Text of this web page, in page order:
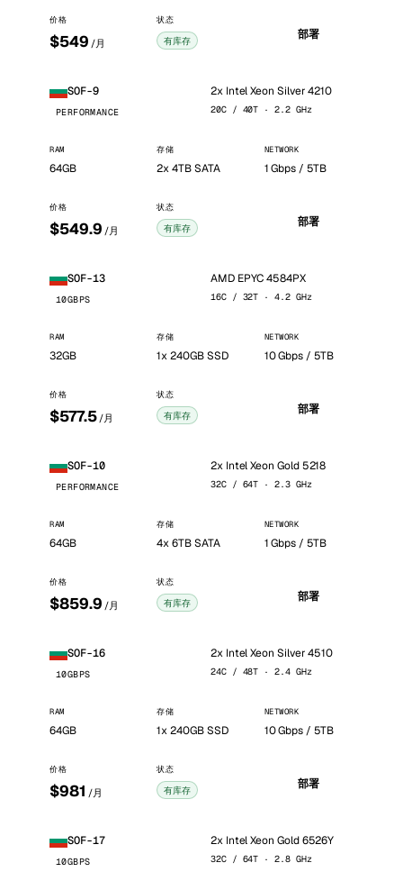
价格
$549 /月
状态
有库存 部署
SOF-9
PERFORMANCE
2x Intel Xeon Silver 4210
20C / 40T · 2.2 GHz
RAM
64GB
存储
2x 4TB SATA
NETWORK
1 Gbps / 5TB
价格
$549.9 /月
状态
有库存 部署
SOF-13
10GBPS
AMD EPYC 4584PX
16C / 32T · 4.2 GHz
RAM
32GB
存储
1x 240GB SSD
NETWORK
10 Gbps / 5TB
价格
$577.5 /月
状态
有库存 部署
SOF-10
PERFORMANCE
2x Intel Xeon Gold 5218
32C / 64T · 2.3 GHz
RAM
64GB
存储
4x 6TB SATA
NETWORK
1 Gbps / 5TB
价格
$859.9 /月
状态
有库存 部署
SOF-16
10GBPS
2x Intel Xeon Silver 4510
24C / 48T · 2.4 GHz
RAM
64GB
存储
1x 240GB SSD
NETWORK
10 Gbps / 5TB
价格
$981 /月
状态
有库存 部署
SOF-17
10GBPS
2x Intel Xeon Gold 6526Y
32C / 64T · 2.8 GHz